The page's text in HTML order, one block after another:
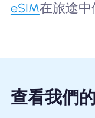
eSIM在旅途中
查看我們